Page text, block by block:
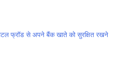
फ्रॉड से अपने बैंक खाते को सुरक्षित रखने